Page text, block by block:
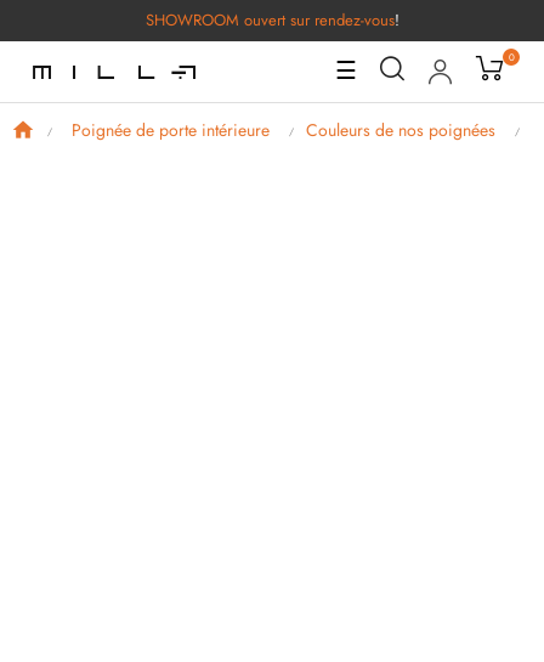
SHOWROOM ouvert sur rendez-vous!
Basculer
la
navigation
☰ 0
Poignée de porte intérieure Couleurs de nos poignées